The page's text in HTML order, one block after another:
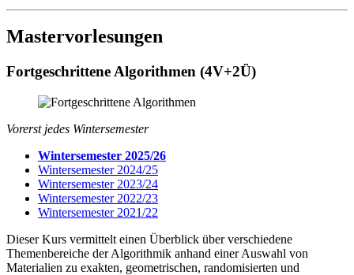
Mastervorlesungen
Fortgeschrittene Algorithmen (4V+2Ü)
Vorerst jedes Wintersemester
Wintersemester 2025/26
Wintersemester 2024/25
Wintersemester 2023/24
Wintersemester 2022/23
Wintersemester 2021/22
Dieser Kurs vermittelt einen Überblick über verschiedene
Themenbereiche der Algorithmik anhand einer Auswahl von
Materialien zu exakten, geometrischen, randomisierten und